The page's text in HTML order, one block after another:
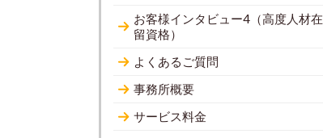
お客様インタビュー4（高度人材在
留資格）
よくあるご質問
事務所概要
サービス料金